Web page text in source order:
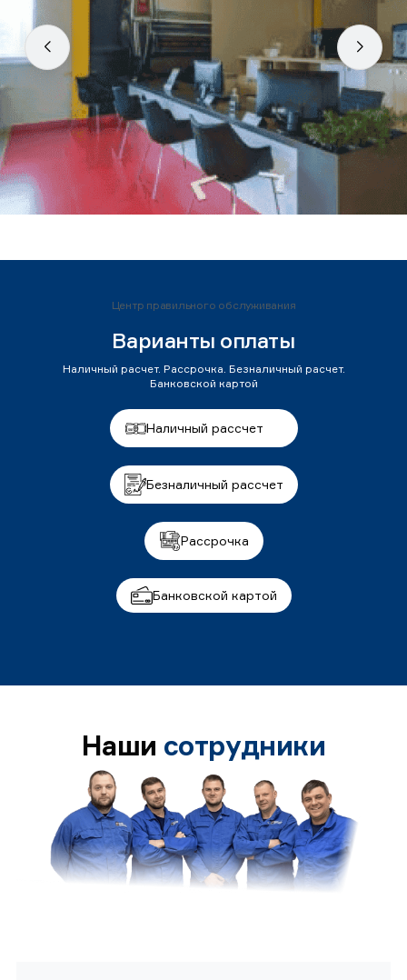
Центр правильного обслуживания
Варианты оплаты
Наличный расчет. Рассрочка. Безналичный расчет.
Банковской картой
Наличный рассчет
Безналичный рассчет
Рассрочка
Банковской картой
Наши сотрудники